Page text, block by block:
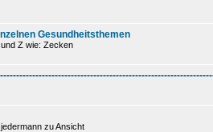
Gesundheitsthemen
Z wie: Zecken
zu Ansicht